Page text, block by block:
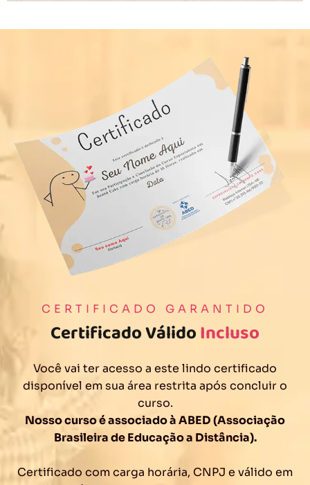
CERTIFICADO GARANTIDO
Certificado VálidoIncluso
Você vai ter acesso a este lindo certificado
disponível em sua área restrita após concluir o
curso.
Nosso curso é associado à ABED (Associação
Brasileira de Educação a Distância).
Certificado com carga horária, CNPJ e válido em